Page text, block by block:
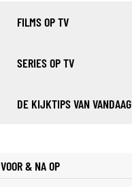
FILMS OP TV
SERIES OP TV
DE KIJKTIPS VAN VANDAAG
VOOR & NA OP